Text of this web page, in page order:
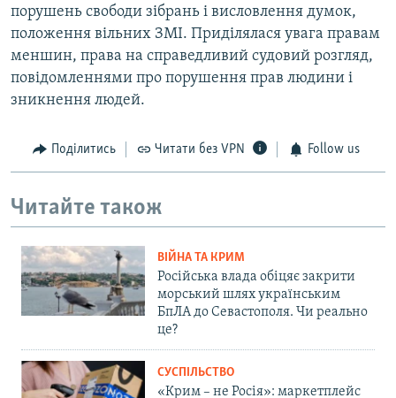
порушень свободи зібрань і висловлення думок,
положення вільних ЗМІ. Приділялася увага правам
меншин, права на справедливий судовий розгляд,
повідомленнями про порушення прав людини і
зникнення людей.
Поділитись Читати без VPN Follow us
Читайте також
ВІЙНА ТА КРИМ
Російська влада обіцяє закрити
морський шлях українським
БпЛА до Севастополя. Чи реально
це?
СУСПІЛЬСТВО
«Крим – не Росія»: маркетплейс